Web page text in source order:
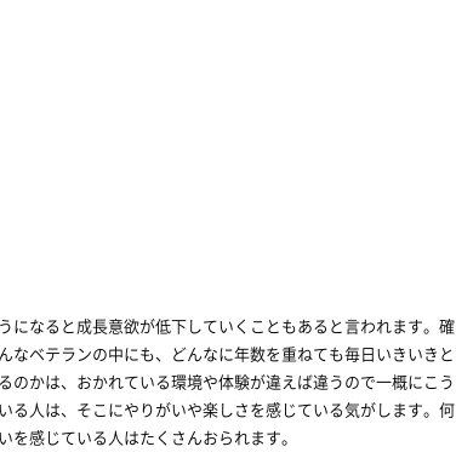
なると成長意欲が低下していくこともあると言われます。確
なベテランの中にも、どんなに年数を重ねても毎日いきいきと
のかは、おかれている環境や体験が違えば違うので一概にこう
る人は、そこにやりがいや楽しさを感じている気がします。何
感じている人はたくさんおられます。